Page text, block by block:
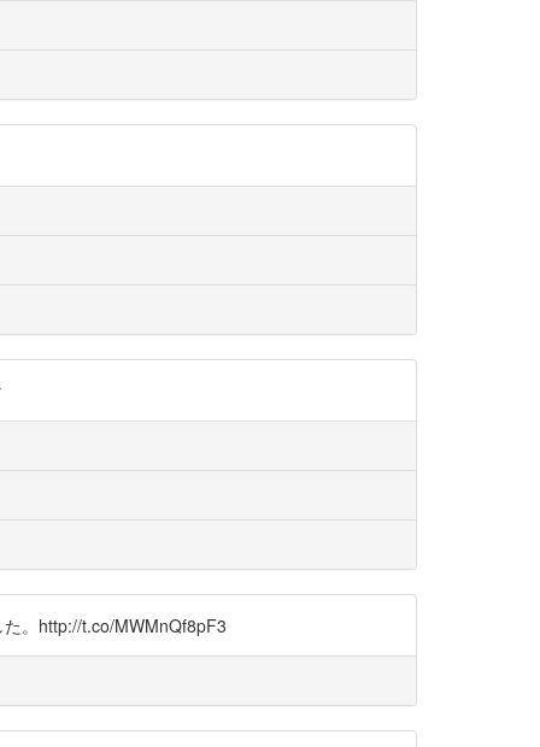
。http://t.co/MWMnQf8pF3